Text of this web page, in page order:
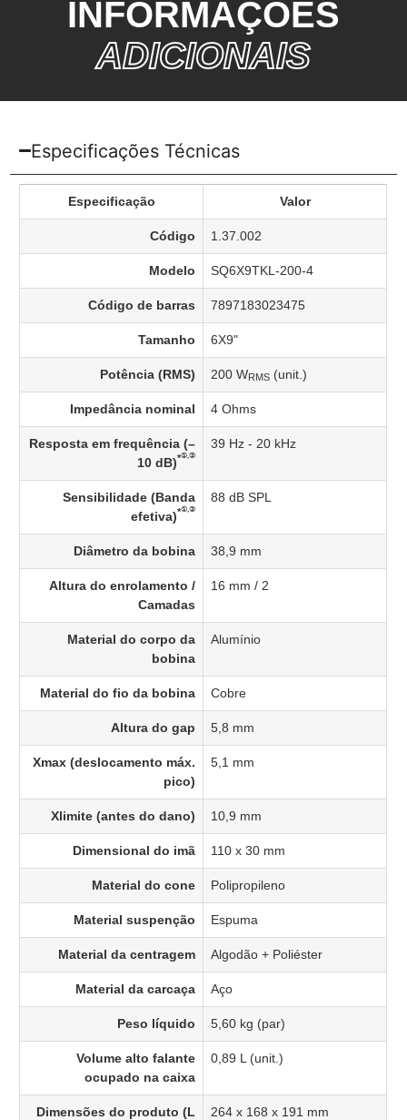
INFORMAÇÕES
ADICIONAIS
Especificações Técnicas
Especificação Valor
Código 1.37.002
Modelo SQ6X9TKL-200-4
Código de barras 7897183023475
Tamanho 6X9"
Potência (RMS) 200 WRMS (unit.)
Impedância nominal 4 Ohms
Resposta em frequência (–
10 dB)*①,②
39 Hz - 20 kHz
Sensibilidade (Banda
efetiva)*①,②
88 dB SPL
Diâmetro da bobina 38,9 mm
Altura do enrolamento /
Camadas
16 mm / 2
Material do corpo da
bobina
Alumínio
Material do fio da bobina Cobre
Altura do gap 5,8 mm
Xmax (deslocamento máx.
pico)
5,1 mm
Xlimite (antes do dano) 10,9 mm
Dimensional do imã 110 x 30 mm
Material do cone Polipropileno
Material suspenção Espuma
Material da centragem Algodão + Poliéster
Material da carcaça Aço
Peso líquido 5,60 kg (par)
Volume alto falante
ocupado na caixa
0,89 L (unit.)
Dimensões do produto (L
264 x 168 x 191 mm